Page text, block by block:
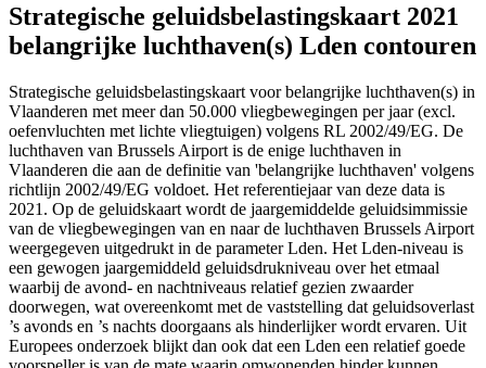
Strategische geluidsbelastingskaart 2021
belangrijke luchthaven(s) Lden contouren
Strategische geluidsbelastingskaart voor belangrijke luchthaven(s) in
Vlaanderen met meer dan 50.000 vliegbewegingen per jaar (excl.
oefenvluchten met lichte vliegtuigen) volgens RL 2002/49/EG. De
luchthaven van Brussels Airport is de enige luchthaven in
Vlaanderen die aan de definitie van 'belangrijke luchthaven' volgens
richtlijn 2002/49/EG voldoet. Het referentiejaar van deze data is
2021. Op de geluidskaart wordt de jaargemiddelde geluidsimmissie
van de vliegbewegingen van en naar de luchthaven Brussels Airport
weergegeven uitgedrukt in de parameter Lden. Het Lden-niveau is
een gewogen jaargemiddeld geluidsdrukniveau over het etmaal
waarbij de avond- en nachtniveaus relatief gezien zwaarder
doorwegen, wat overeenkomt met de vaststelling dat geluidsoverlast
’s avonds en ’s nachts doorgaans als hinderlijker wordt ervaren. Uit
Europees onderzoek blijkt dan ook dat een Lden een relatief goede